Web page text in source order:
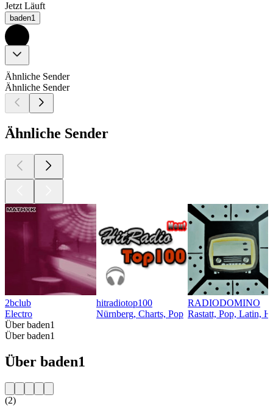
Jetzt Läuft
baden1
Ähnliche Sender
Ähnliche Sender
Ähnliche Sender
2bclub
Electro
hitradiotop100
Nürnberg, Charts, Pop
RADIODOMINO
Rastatt, Pop, Latin,
Über baden1
Über baden1
Über baden1
(2)